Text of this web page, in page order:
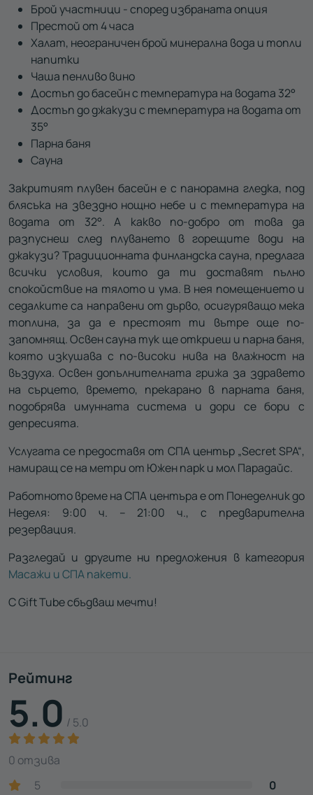
Брой участници - според избраната опция
Престой от 4 часа
Халат, неограничен брой минерална вода и топли
напитки
Чаша пенливо вино
Достъп до басейн с температура на водата 32°
Достъп до джакузи с температура на водата от
35°
Парна баня
Сауна
Закритият плувен басейн е с панорамна гледка, под
блясъка на звездно нощно небе и с температура на
водата от 32°. А какво по-добро от това да
разпуснеш след плуването в горещите води на
джакузи? Традиционната финландска сауна, предлага
всички условия, които да ти доставят пълно
спокойствие на тялото и ума. В нея помещението и
седалките са направени от дърво, осигуряващо мека
топлина, за да е престоят ти вътре още по-
запомнящ. Освен сауна тук ще откриеш и парна баня,
която изкушава с по-високи нива на влажност на
въздуха. Освен допълнителната грижа за здравето
на сърцето, времето, прекарано в парната баня,
подобрява имунната система и дори се бори с
депресията.
Услугата се предоставя от СПА център „Secret SPA“,
намиращ се на метри от Южен парк и мол Парадайс.
Работното време на СПА центъра е от Понеделник до
Неделя: 9:00 ч. – 21:00 ч., с предварителна
резервация.
Разгледай и другите ни предложения в категория
Масажи и СПА пакети.
С Gift Tube сбъдваш мечти!
Рейтинг
5.0 / 5.0
0 отзива
5
0